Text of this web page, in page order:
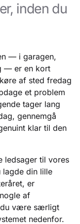
inden du
— i garagen,
— er en kort
af sted fredag
et problem
tager lang
gennemgå
klar til den
ledsager til vores
lagde din lille
er
af
du være særligt
nedenfor.